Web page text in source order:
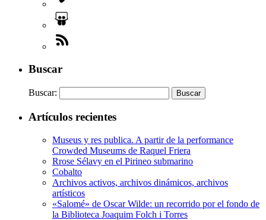
Buscar
Buscar:
Artículos recientes
Museus y res publica. A partir de la performance
Crowded Museums de Raquel Friera
Rrose Sélavy en el Pirineo submarino
Cobalto
Archivos activos, archivos dinámicos, archivos
artísticos
«Salomé» de Oscar Wilde: un recorrido por el fondo de
la Biblioteca Joaquim Folch i Torres